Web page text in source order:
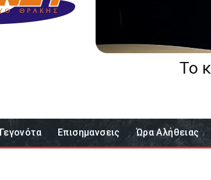
Το
Γεγονότα Επισημανσεις Ώρα Αλήθειας